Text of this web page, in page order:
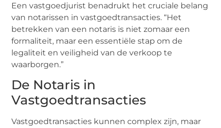
Een vastgoedjurist benadrukt het cruciale belang
van notarissen in vastgoedtransacties. “Het
betrekken van een notaris is niet zomaar een
formaliteit, maar een essentiële stap om de
legaliteit en veiligheid van de verkoop te
waarborgen.”
De Notaris in
Vastgoedtransacties
Vastgoedtransacties kunnen complex zijn, maar